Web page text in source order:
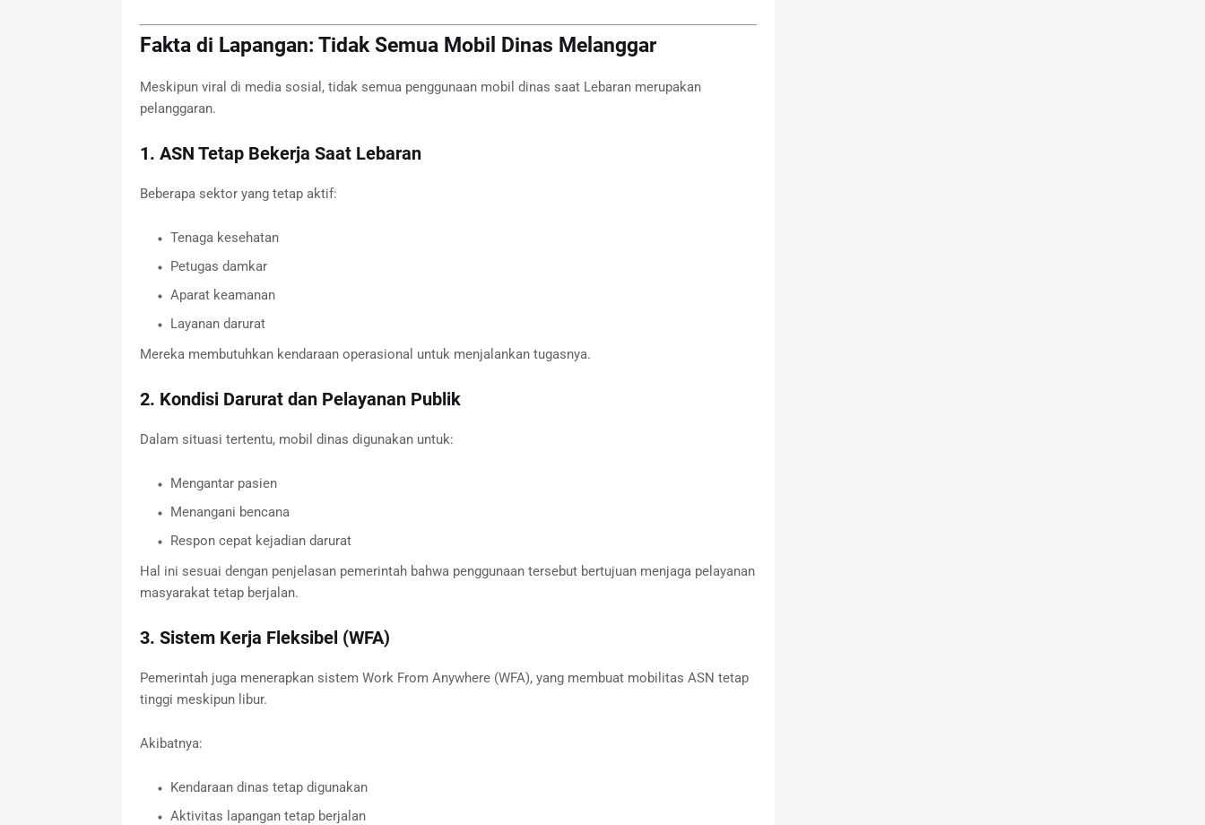
Fakta di Lapangan: Tidak Semua Mobil Dinas Melanggar
Meskipun viral di media sosial, tidak semua penggunaan mobil dinas saat Lebaran merupakan
pelanggaran.
1. ASN Tetap Bekerja Saat Lebaran
Beberapa sektor yang tetap aktif:
Tenaga kesehatan
Petugas damkar
Aparat keamanan
Layanan darurat
Mereka membutuhkan kendaraan operasional untuk menjalankan tugasnya.
2. Kondisi Darurat dan Pelayanan Publik
Dalam situasi tertentu, mobil dinas digunakan untuk:
Mengantar pasien
Menangani bencana
Respon cepat kejadian darurat
Hal ini sesuai dengan penjelasan pemerintah bahwa penggunaan tersebut bertujuan menjaga pelayanan
masyarakat tetap berjalan.
3. Sistem Kerja Fleksibel (WFA)
Pemerintah juga menerapkan sistem Work From Anywhere (WFA), yang membuat mobilitas ASN tetap
tinggi meskipun libur.
Akibatnya:
Kendaraan dinas tetap digunakan
Aktivitas lapangan tetap berjalan